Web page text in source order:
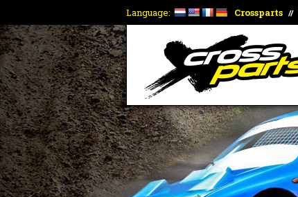
Language: Crossparts //